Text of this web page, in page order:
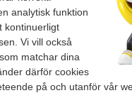
analytisk funktion
kontinuerligt
Vi vill också
matchar dina
därför cookies
på och utanför vår